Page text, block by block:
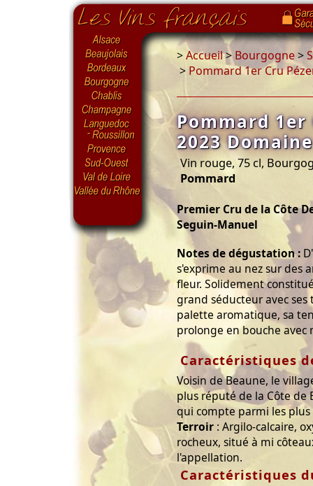
>Accueil>Bourgogne>
> Pommard 1er Cru
Pommard 1er
2023
Vin rouge, 75 cl,
Pommard
Premier Cru de la Côte
Seguin-Manuel
Notes de dégustation :
s'exprime au nez sur des
fleur. Solidement
grand séducteur avec
palette aromatique, sa
prolonge en bouche avec
Caractéristiques
Voisin de Beaune, le
plus réputé de la Côte de
qui compte parmi les
Terroir : Argilo-calcaire,
rocheux, situé à mi
l'appellation.
Caractéristiques